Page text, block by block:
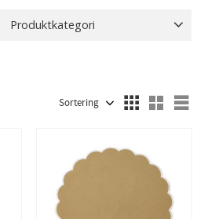
Produktkategori